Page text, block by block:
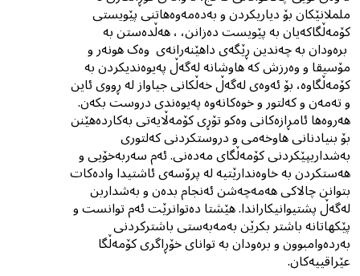
ململانێکان بۆ دیاریکردن و بەدەمەوەهاتنى پێویستى
کۆمەڵگاکەیان بە پێویست دەزانن، ، هەڵدەستن بە
برەودان بە چەندین ڕێگەى داهێنەرانەى وەک هونەر و
مۆسیقا و وەرزش کە هاوشانە لەگەڵ پەیوەندیکردن بە
کۆمەڵگاوە، بۆ ئەوەى لەگەڵ خەڵکانی جیاواز لە ڕووی ئاین
و تەمەن و کەلتور و خوەکانەوە پەیوەندى دروست بکەن.
هەروەها ئامڕازەکانی وەکو تۆڕی کۆمەڵایەتی بەکاردەهێنن
بۆ بنیادنانی هاوخەمی و دروستکردنی کەلتوری
بەشداریپێکردنى کۆمەڵگاى مەدەنى. ئەم سەربەخۆیی و
هەستکردن بە خاوەندارێتیە لە پرۆسەی ئاشتیدا وادەکات
بتوانن چالاکی هەمەچەشن ئەنجام بدەن و بەشداربن
لەگەڵ پشتیوانیکاراندا. هێشتا دەتوانرێت ئەم توانست و
پێکهاتانە باشتر بکرێن بەمەبەستى باشترکردنى
بەردەوامبوون و برەودان بە تواناى خۆڕاگرى کۆمەڵگا
عێراقییەکان.